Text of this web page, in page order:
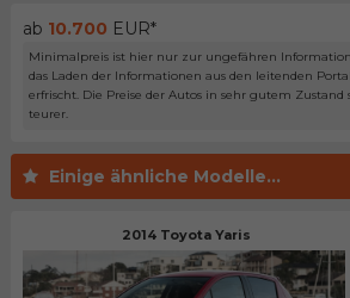
ab 10.700 EUR*
Minimalpreis ist hier nur zur ungefähren
das Laden der Informationen aus den leitenden
erfrischt. Die Preise der Autos in sehr gutem Zustand
teurer.
Einige ähnliche Modelle...
2014 Toyota Yaris